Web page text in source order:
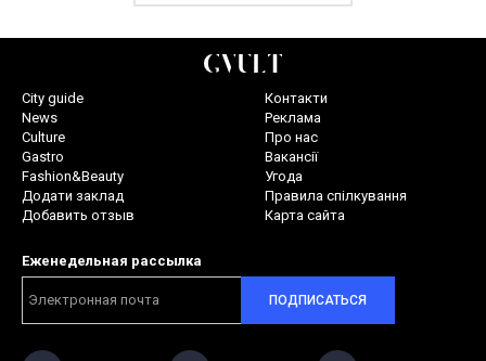
City guide
News
Culture
Gastro
Fashion&Beauty
Додати заклад
Добавить отзыв
Контакти
Реклама
Про нас
Вакансії
Угода
Правила спілкування
Карта сайта
Еженедельная рассылка
ПОДПИСАТЬСЯ